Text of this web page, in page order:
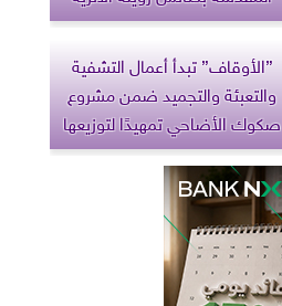
”الأوقاف” تبدأ أعمال التشفية
والتعبئة والتجميد ضمن مشروع
صكوك الأضاحي تمهيدًا لتوزيعها